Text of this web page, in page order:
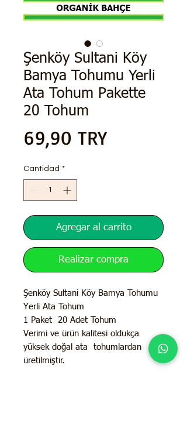
Şenköy Sultani Köy
Bamya Tohumu Yerli
Ata Tohum Pakette
20 Tohum
69,90 TRYPrecio
Cantidad *
Agregar al carrito
Realizar compra
Şenköy Sultani Köy Bamya Tohumu
Yerli Ata Tohum
1 Paket 20 Adet Tohum
Verimi ve ürün kalitesi oldukça
yüksek doğal ata tohumlardan
üretilmiştir.